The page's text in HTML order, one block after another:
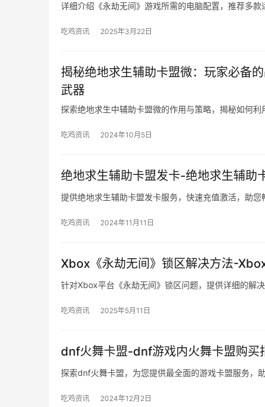
详细介绍《永劫无间》游戏所需的电脑配置，推荐多款
吃鸡资讯 2025年3月22日
揭秘绝地求生辅助卡盟微：玩家必备
武器
探索绝地求生中辅助卡盟微的作用与策略，揭秘如何利
吃鸡资讯 2024年10月5日
绝地求生辅助卡盟发卡-绝地求生辅助
提供绝地求生辅助卡盟发卡服务，快速充值激活，助您
吃鸡资讯 2024年11月11日
Xbox《永劫无间》锁区解决方法-
针对Xbox平台《永劫无间》锁区问题，提供详细的解决
吃鸡资讯 2025年5月11日
dnf火舞卡盟-dnf游戏内火舞卡盟购买
探索dnf火舞卡盟，为您提供最全面的游戏卡盟服务，
吃鸡资讯 2024年12月2日